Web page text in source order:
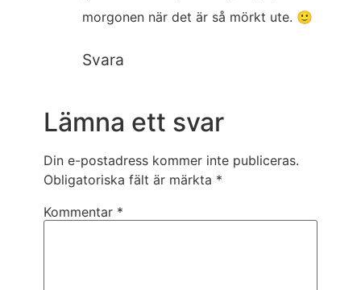
morgonen när det är så mörkt ute. 🙂
Svara
Lämna ett svar
Din e-postadress kommer inte publiceras.
Obligatoriska fält är märkta *
Kommentar *